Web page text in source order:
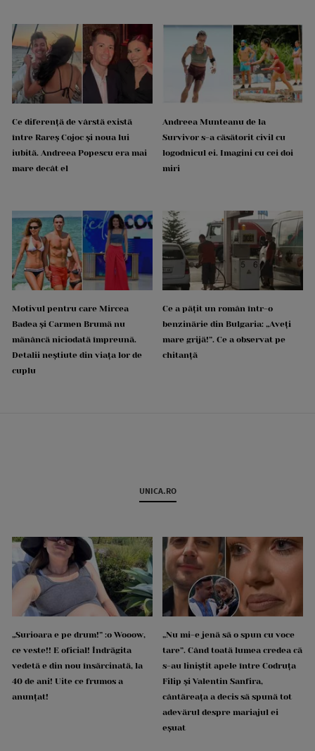
Ce diferență de vârstă există
între Rareș Cojoc și noua lui
iubită. Andreea Popescu era mai
mare decât el
Andreea Munteanu de la
Survivor s-a căsătorit civil cu
logodnicul ei. Imagini cu cei doi
miri
Motivul pentru care Mircea
Badea și Carmen Brumă nu
mănâncă niciodată împreună.
Detalii neștiute din viața lor de
cuplu
Ce a pățit un român într-o
benzinărie din Bulgaria: „Aveți
mare grijă!”. Ce a observat pe
chitanță
UNICA.RO
„Surioara e pe drum!” :o Wooow,
ce veste!! E oficial! Îndrăgita
vedetă e din nou însărcinată, la
40 de ani! Uite ce frumos a
anunțat!
„Nu mi-e jenă să o spun cu voce
tare”. Când toată lumea credea că
s-au liniștit apele între Codruța
Filip și Valentin Sanfira,
cântăreața a decis să spună tot
adevărul despre mariajul ei
eșuat